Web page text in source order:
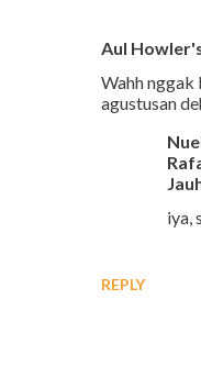
Aul
Wahh
agustusan
REPLY
iya,